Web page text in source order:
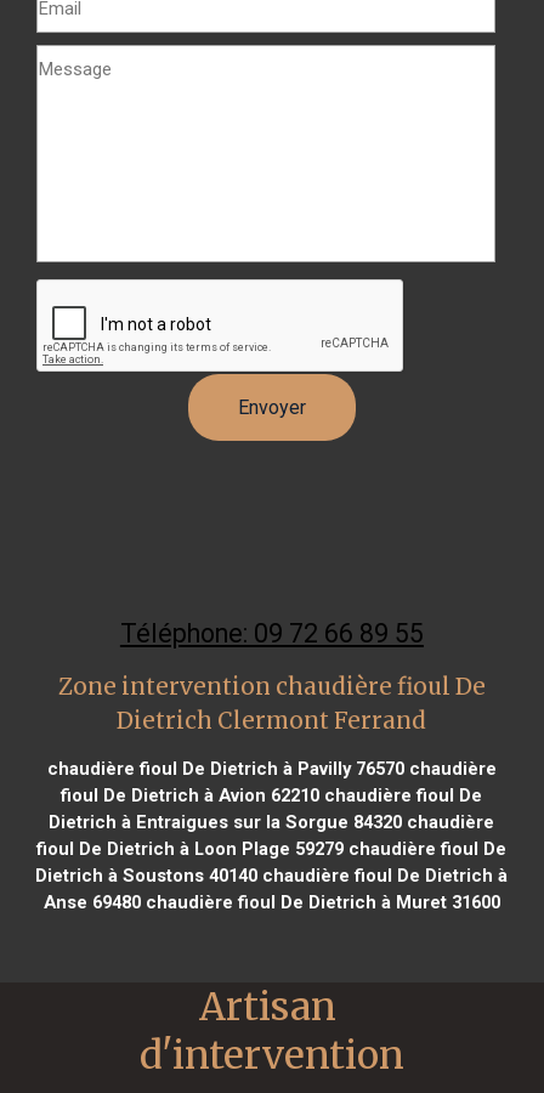
Téléphone: 09 72 66 89 55
Zone intervention chaudière fioul De
Dietrich Clermont Ferrand
chaudière fioul De Dietrich à Pavilly 76570chaudière
fioul De Dietrich à Avion 62210 chaudière fioul De
Dietrich à Entraigues sur la Sorgue 84320 chaudière
fioul De Dietrich à Loon Plage 59279 chaudière fioul De
Dietrich à Soustons 40140 chaudière fioul De Dietrich à
Anse 69480chaudière fioul De Dietrich à Muret 31600
Artisan
d'intervention